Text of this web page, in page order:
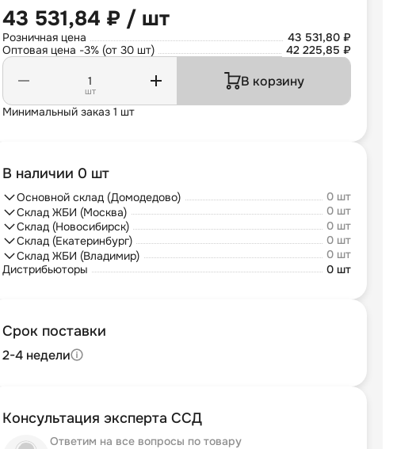
43 531,84 ₽ / шт
Розничная цена
43 531,80 ₽
Оптовая цена -3% (от 30 шт)
42 225,85 ₽
шт
В корзину
Минимальный заказ 1 шт
В наличии 0 шт
Основной склад (Домодедово)
0 шт
Склад ЖБИ (Москва)
0 шт
Склад (Новосибирск)
0 шт
Склад (Екатеринбург)
0 шт
Склад ЖБИ (Владимир)
0 шт
Дистрибьюторы
0 шт
Срок поставки
2-4 недели
Консультация эксперта ССД
Ответим на все вопросы по товару